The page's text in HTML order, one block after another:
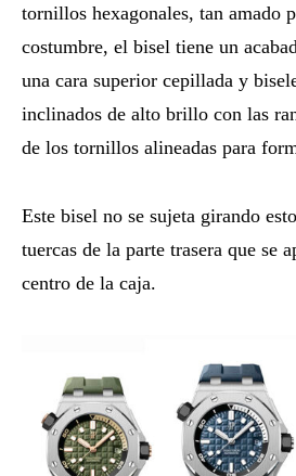
tornillos hexagonales, tan amado
costumbre, el bisel tiene un
una cara superior cepillada y
inclinados de alto brillo con las
de los tornillos alineadas para
Este bisel no se sujeta girando
tuercas de la parte trasera que se
centro de la caja.